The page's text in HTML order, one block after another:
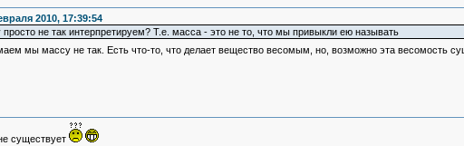
2010, 17:39:54
не так интерпретируем? Т.е. масса - это не то, что мы привыкли ею называть
мы массу не так. Есть что-то, что делает вещество весомым, но, возможно эта весомость
существует